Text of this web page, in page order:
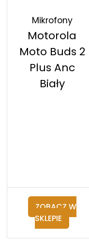
Mikrofony
Motorola
Moto Buds 2
Plus Anc
Biały
ZOBACZ W
SKLEPIE